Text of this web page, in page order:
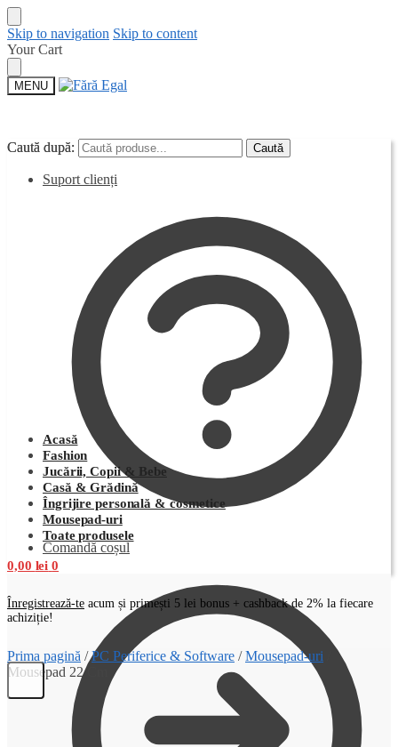
Skip to navigation Skip to content
Your Cart
MENU
Caută după: Caută
Suport clienți
Comandă coșul
Caută după: Caută
Acasă
Fashion
Jucării, Copii & Bebe
Casă & Grădină
Îngrijire personală & cosmetice
Mousepad-uri
Toate produsele
0,00 lei 0
Înregistrează-te acum și primești 5 lei bonus + cashback de 2% la fiecare
achiziție!
Prima pagină /PC Periferice & Software /Mousepad-uri
Mousepad 22 Cm